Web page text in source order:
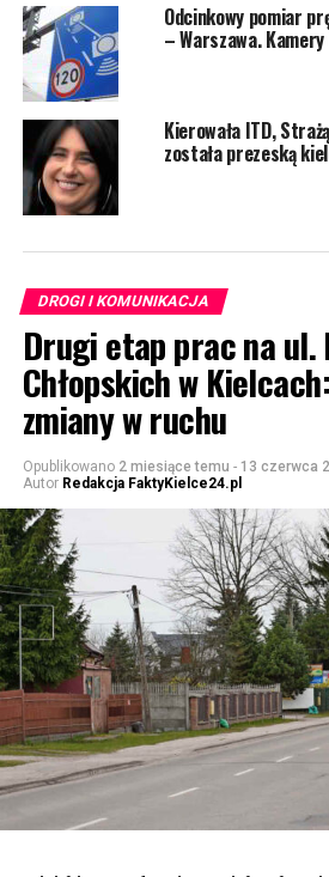
Odcinkowy pomiar
– Warszawa.
Kierowała ITD,
została prezeską
DROGI I KOMUNIKACJA
Drugi etap prac na ul.
Chłopskich w
zmiany w ruchu
Opublikowano 2 miesiące temu - 13 czerwca
Autor Redakcja FaktyKielce24.pl